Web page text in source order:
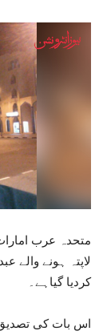
لاپتہ ہونے والے
کردیا گیاہے۔
اس بات کی